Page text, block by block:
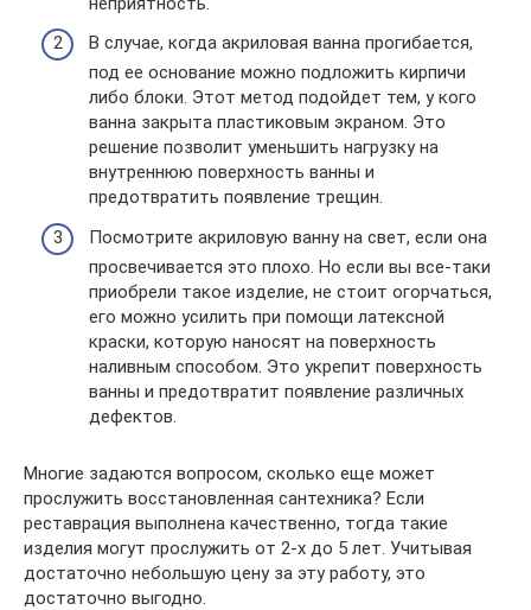
В случае, когда акриловая ванна прогибается,
под ее основание можно подложить кирпичи
либо блоки. Этот метод подойдет тем, у кого
ванна закрыта пластиковым экраном. Это
решение позволит уменьшить нагрузку на
внутреннюю поверхность ванны и
предотвратить появление трещин.
Посмотрите акриловую ванну на свет, если она
просвечивается это плохо. Но если вы все-таки
приобрели такое изделие, не стоит огорчаться,
его можно усилить при помощи латексной
краски, которую наносят на поверхность
наливным способом. Это укрепит поверхность
ванны и предотвратит появление различных
дефектов.
Многие задаются вопросом, сколько еще может
прослужить восстановленная сантехника? Если
реставрация выполнена качественно, тогда такие
изделия могут прослужить от 2-х до 5 лет. Учитывая
достаточно небольшую цену за эту работу, это
достаточно выгодно.